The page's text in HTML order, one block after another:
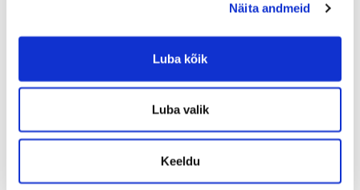
Näita andmeid
Luba kõik
Luba valik
Keeldu